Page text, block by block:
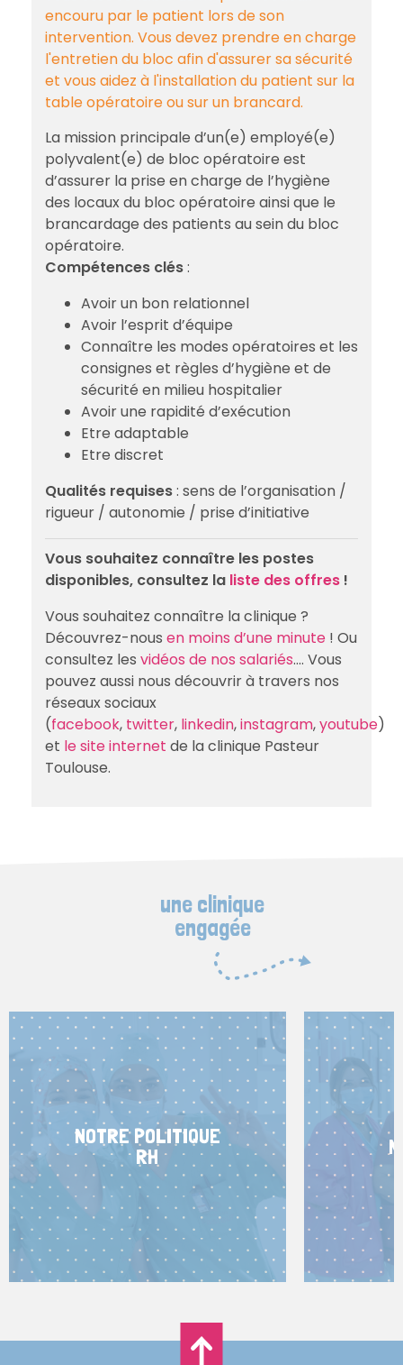
encouru par le patient lors de son
intervention. Vous devez prendre en charge
l'entretien du bloc afin d'assurer sa sécurité
et vous aidez à l'installation du patient sur la
table opératoire ou sur un brancard.
La mission principale d’un(e) employé(e)
polyvalent(e) de bloc opératoire est
d’assurer la prise en charge de l’hygiène
des locaux du bloc opératoire ainsi que le
brancardage des patients au sein du bloc
opératoire.
Compétences clés:
Avoir un bon relationnel
Avoir l’esprit d’équipe
Connaître les modes opératoires et les
consignes et règles d’hygiène et de
sécurité en milieu hospitalier
Avoir une rapidité d’exécution
Etre adaptable
Etre discret
Qualités requises: sens de l’organisation /
rigueur / autonomie / prise d’initiative
Vous souhaitez connaître les postes
disponibles, consultez la liste des offres !
Vous souhaitez connaître la clinique ?
Découvrez-nous en moins d’une minute ! Ou
consultez les vidéos de nos salariés…. Vous
pouvez aussi nous découvrir à travers nos
réseaux sociaux
(facebook, twitter, linkedin,instagram,youtube)
et le site internet de la clinique Pasteur
Toulouse.
une clinique
engagée
NOTRE POLITIQUE
RH